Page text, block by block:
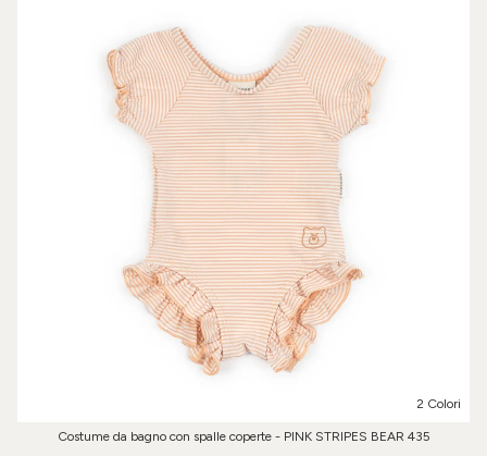
2 Colori
Costume da bagno con spalle coperte - PINK STRIPES BEAR 435